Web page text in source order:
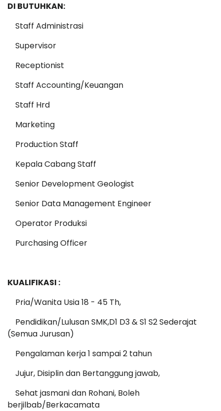
DI BUTUHKAN:
Staff Administrasi
Supervisor
Receptionist
Staff Accounting/Keuangan
Staff Hrd
Marketing
Production Staff
Kepala Cabang Staff
Senior Development Geologist
Senior Data Management Engineer
Operator Produksi
Purchasing Officer
KUALIFIKASI :
Pria/Wanita Usia 18 - 45 Th,
Pendidikan/Lulusan SMK,D1 D3 & S1 S2 Sederajat
(Semua Jurusan)
Pengalaman kerja 1 sampai 2 tahun
Jujur, Disiplin dan Bertanggung jawab,
Sehat jasmani dan Rohani, Boleh
berjilbab/Berkacamata